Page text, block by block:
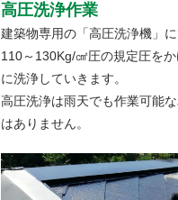
高圧洗浄作業
建築物専用の「高圧洗浄機」に
110～130Kg/㎠圧の規定圧を
に洗浄していきます。
高圧洗浄は雨天でも作業可能
はありません。